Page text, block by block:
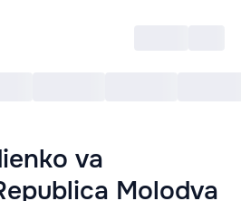
va
Molodva